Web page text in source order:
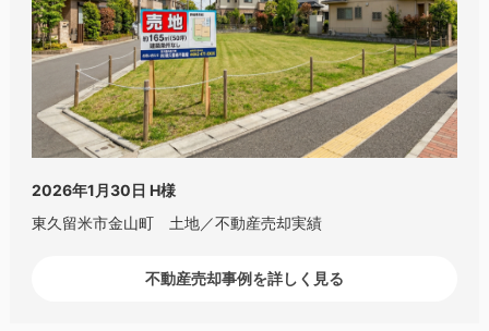
2026年1月30日 H様
東久留米市金山町 土地／不動産売却実績
不動産売却事例を詳しく見る